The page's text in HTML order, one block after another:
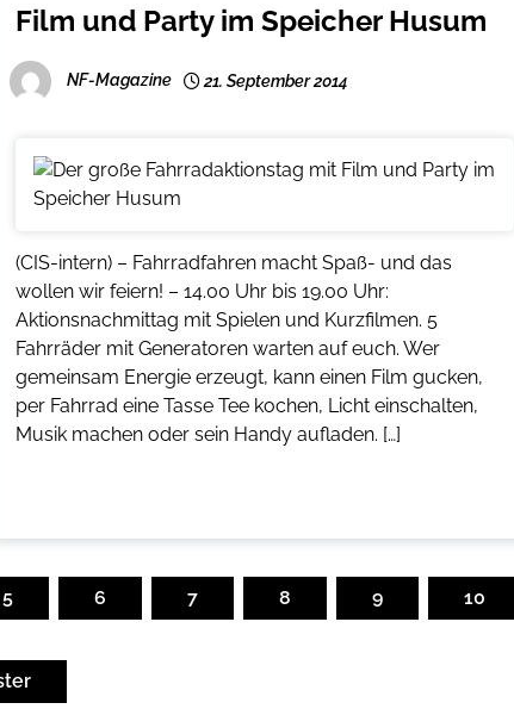
Film und Party im Speicher Husum
NF-Magazine 21. September 2014
(CIS-intern) – Fahrradfahren macht Spaß- und das
wollen wir feiern! – 14.00 Uhr bis 19.00 Uhr:
Aktionsnachmittag mit Spielen und Kurzfilmen. 5
Fahrräder mit Generatoren warten auf euch. Wer
gemeinsam Energie erzeugt, kann einen Film gucken,
per Fahrrad eine Tasse Tee kochen, Licht einschalten,
Musik machen oder sein Handy aufladen. […]
5 6 7 8 9 10